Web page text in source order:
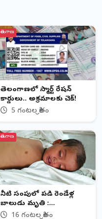
తెలంగాణ
తెలంగాణలో స్మార్ట్ రేషన్
కార్డులు.. అక్రమాలకు చెక్!
5 గంటల క్రితం
తెలంగాణ
నీటి సంపులో పడి రెండేళ్ల
బాలుడు మృతి :
చెరువుగట్టులో విషాదం
16 గంటల క్రితం